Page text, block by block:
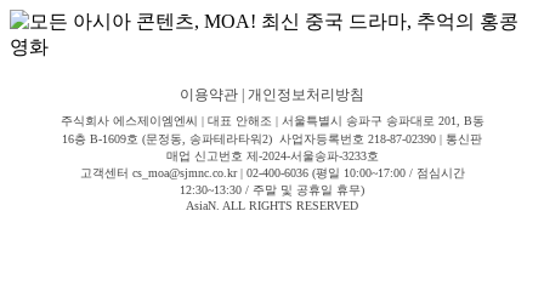
이용약관 개인정보처리방침
주식회사 에스제이엠엔씨 | 대표 안해조 | 서울특별시 송파구 송파대로 201, B동
16층 B-1609호 (문정동, 송파테라타워2) 사업자등록번호 218-87-02390 | 통신판
매업 신고번호 제-2024-서울송파-3233호
고객센터 cs_moa@sjmnc.co.kr | 02-400-6036 (평일 10:00~17:00 / 점심시간
12:30~13:30 / 주말 및 공휴일 휴무)
AsiaN. ALL RIGHTS RESERVED